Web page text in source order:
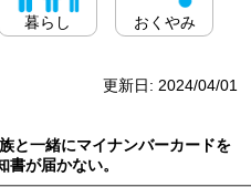
暮らし おくやみ
更新日: 2024/04/01
と一緒にマイナンバーカードを
が届かない。